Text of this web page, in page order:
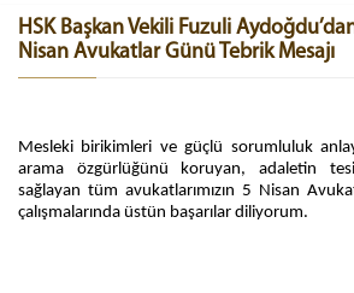
HSK Başkan Vekili Fuzuli
Nisan Avukatlar Günü Tebrik Mesajı
Mesleki birikimleri ve güçlü sorumluluk
arama özgürlüğünü koruyan, adaletin
sağlayan tüm avukatlarımızın 5 Nisan
çalışmalarında üstün başarılar diliyorum.